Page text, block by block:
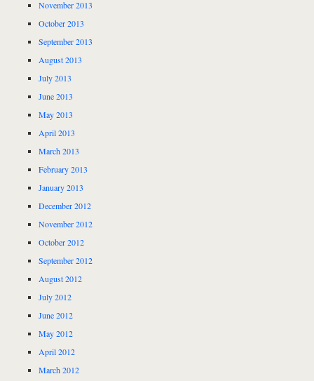
November 2013
October 2013
September 2013
August 2013
July 2013
June 2013
May 2013
April 2013
March 2013
February 2013
January 2013
December 2012
November 2012
October 2012
September 2012
August 2012
July 2012
June 2012
May 2012
April 2012
March 2012